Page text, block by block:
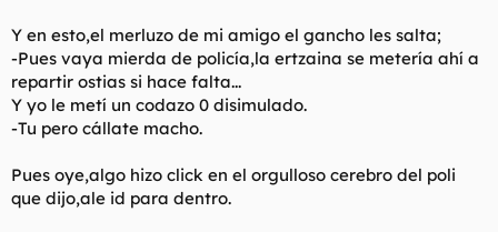
Y en esto,el merluzo de mi amigo el gancho les salta;
-Pues vaya mierda de policía,la ertzaina se metería ahí a
repartir ostias si hace falta...
Y yo le metí un codazo 0 disimulado.
-Tu pero cállate macho.
Pues oye,algo hizo click en el orgulloso cerebro del poli
que dijo,ale id para dentro.